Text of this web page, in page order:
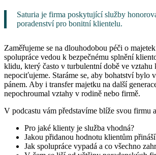
Saturia je firma poskytující služby
poradenství pro bonitní klientelu.
Zaměřujeme se na dlouhodobou péči o
spolupráce vedou k bezpečnému splnění
klidu, který často v turbulentní době ve vztahu
nepociťujeme. Staráme se, aby bohatství bylo
pánem. Aby i transfer majetku na další
nepochroumal vztahy v rodině nebo firmě.
V podcastu vám představíme blíže svou firmu
Pro jaké klienty je služba vhodná?
Jakou přidanou hodnotu klientům
Jak spolupráce vypadá a co všechno